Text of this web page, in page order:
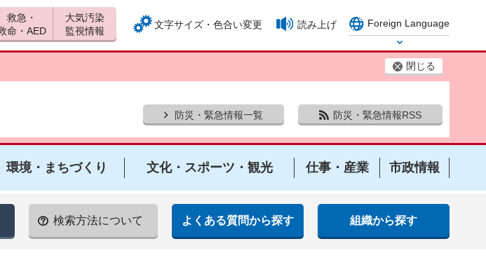
閉じる
防災・緊急情報一覧
防災・緊急情報RSS
救急・
命・AED
大気汚染
監視情報
文字サイズ・色合い変更 読み上げ
Foreign Language
Select Language
環境・まちづくり 文化・スポーツ・観光 仕事・産業 市政情報
検索方法について よくある質問から探す 組織から探す